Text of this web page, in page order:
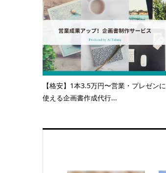
【格安】1本3.5万円〜営業・プレゼンに
使える企画書作成代行...